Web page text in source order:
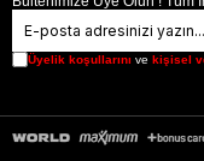
Üyelik koşullarını ve kişisel